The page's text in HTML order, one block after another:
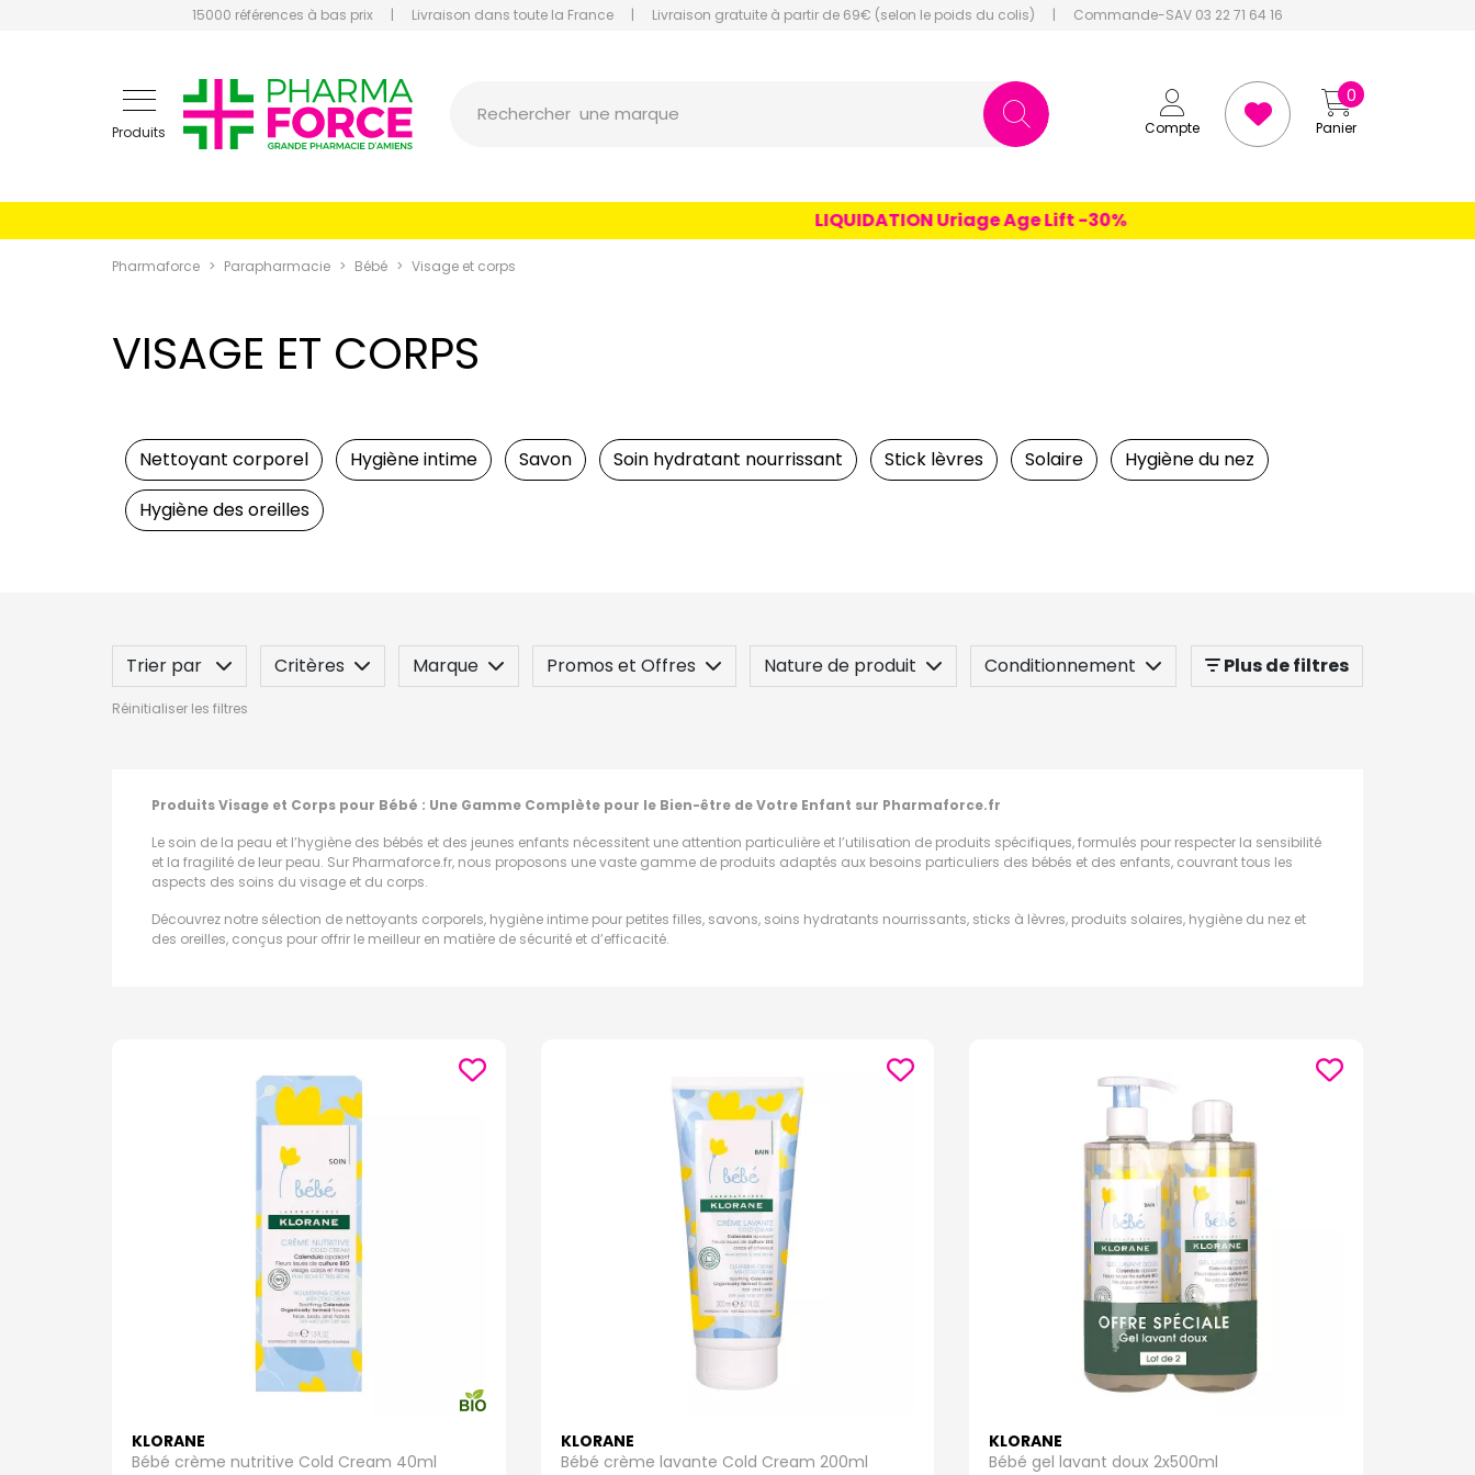
15000 références à bas prix | Livraison dans toute la France | Livraison gratuite à partir de 69€ (selon le poids du colis) | Commande-SAV 03 22 71 64 16
Produits Compte Panier
0
Rechercher
LIQUIDATION Uriage Age Lift -30%
Pharmaforce Parapharmacie Bébé Visage et corps
VISAGE ET CORPS
Nettoyant corporel Hygiène intime Savon Soin hydratant nourrissant Stick lèvres Solaire
Hygiène du nez
Hygiène des oreilles
Trier par Critères Marque Promos et Offres Nature de produit
Conditionnement
Spécificité
Plus de filtres
Réinitialiser les filtres
Produits Visage et Corps pour Bébé : Une Gamme Complète pour le Bien-être de Votre Enfant sur Pharmaforce.fr
Le soin de la peau et l’hygiène des bébés et des jeunes enfants nécessitent une attention particulière et l’utilisation de produits spécifiques, formulés pour respecter la sensibilité
et la fragilité de leur peau. Sur Pharmaforce.fr, nous proposons une vaste gamme de produits adaptés aux besoins particuliers des bébés et des enfants, couvrant tous les
aspects des soins du visage et du corps.
Découvrez notre sélection de nettoyants corporels, hygiène intime pour petites filles, savons, soins hydratants nourrissants, sticks à lèvres, produits solaires, hygiène du nez et
des oreilles, conçus pour offrir le meilleur en matière de sécurité et d’efficacité.
ingrédients hydratants et apaisants comme l’aloe vera et l’avoine.
Pour les bébés ayant une peau particulièrement sèche ou sujette aux irritations, l’huile lavante offre une hydratation supplémentaire et laisse la peau douce et
souple après le bain.
Hygiène Intime pour Petites Filles
L’hygiène intime des petites filles nécessite des soins particuliers pour prévenir les irritations et les infections. Nos produits d’hygiène intime sont formulés avec des ingrédients
naturels et respectueux de la flore intime.
Gel Lavant Intime :Conçu pour les petites filles, ce gel lavant est doux et sans savon, respectant le pH physiologique de la zone intime. Il est enrichi en extraits de calendula et
de camomille pour leurs propriétés apaisantes.
Savons pour Bébés
Les savons pour bébés sur Pharmaforce.fr sont sans parabènes, sans sulfates et testés dermatologiquement pour garantir une tolérance optimale.
: Idéal pour les peaux sèches et sensibles, le savon surgras nourrit et protège la peau en formant une barrière hydratante. Il est souvent enrichi en beurre de
karité ou en huile d’amande douce.
Soins Hydratants et Nourrissants
Hydrater la peau de votre bébé est essentiel pour prévenir la sécheresse et les irritations. Nos soins hydratants et nourrissants sont conçus pour maintenir la douceur et
l’élasticité de la peau.
KLORANE
Bébé crème nutritive Cold Cream 40ml
KLORANE
Bébé crème lavante Cold Cream 200ml
KLORANE
Bébé gel lavant doux 2x500ml